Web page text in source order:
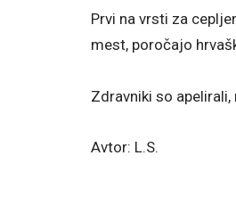
Prvi na vrsti za
mest, poročajo
Zdravniki so
Avtor: L.S.